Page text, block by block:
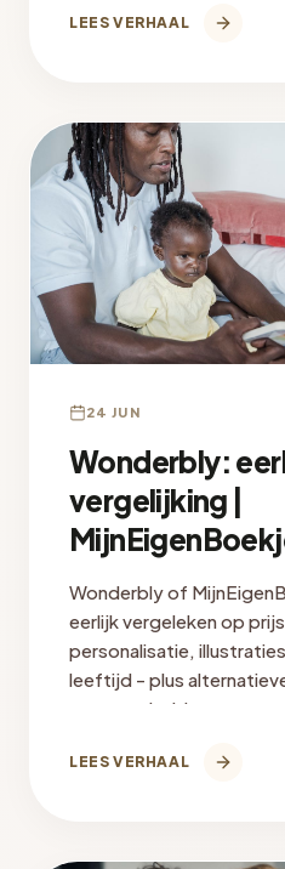
LEES VERHAAL
24 JUN
Wonderbly:
vergelijking |
Wonderbly of
eerlijk vergeleken op
personalisatie,
leeftijd - plus
geen van beide past.
LEES VERHAAL